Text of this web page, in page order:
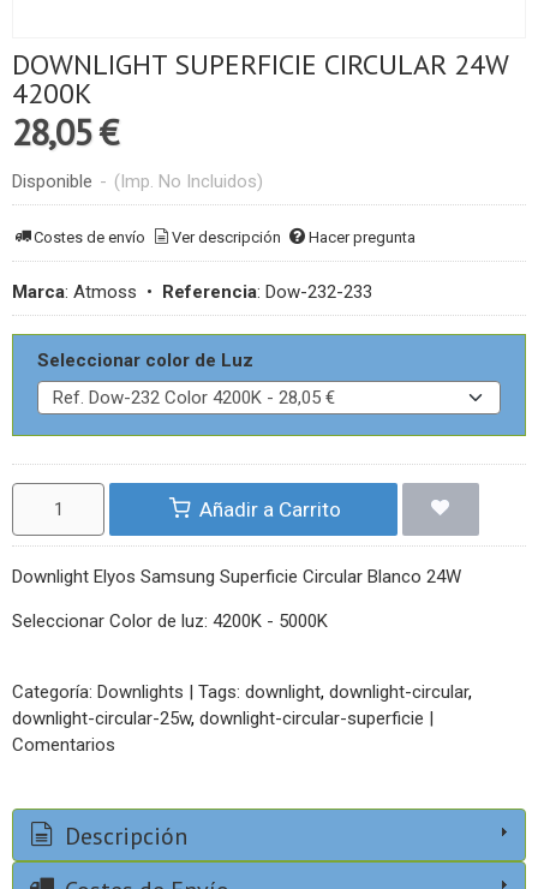
DOWNLIGHT SUPERFICIE CIRCULAR 24W
4200K
28,05 €
Disponible - (Imp. No Incluidos)
Costes de envío Ver descripción Hacer pregunta
Marca: Atmoss • Referencia: Dow-232-233
Seleccionar color de Luz
Añadir a Carrito
Downlight Elyos Samsung Superficie Circular Blanco 24W
Seleccionar Color de luz: 4200K - 5000K
Categoría: Downlights | Tags: downlight downlight-circular
downlight-circular-25w downlight-circular-superficie |
Comentarios
Descripción